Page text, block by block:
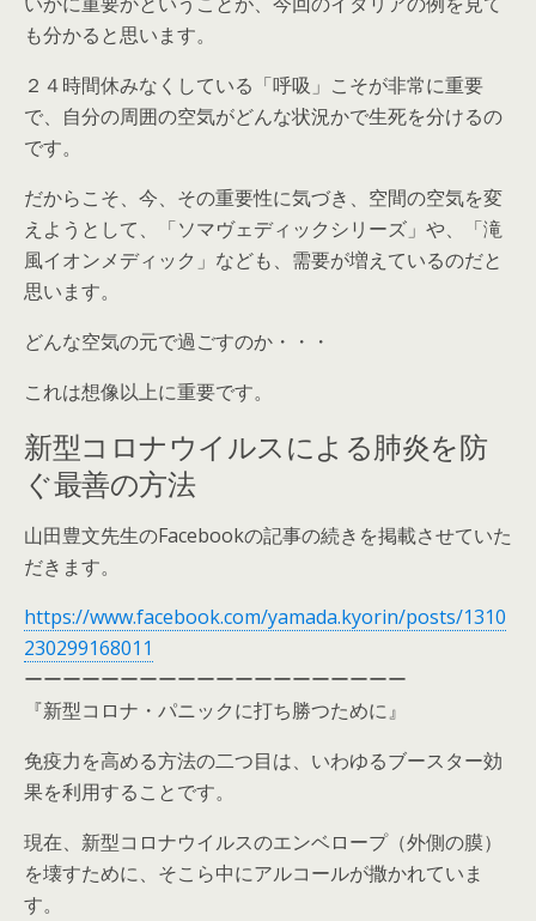
も分かると思います。
２４時間休みなくしている「呼吸」こそが非常に重要
で、自分の周囲の空気がどんな状況かで生死を分けるの
です。
だからこそ、今、その重要性に気づき、空間の空気を変
えようとして、「ソマヴェディックシリーズ」や、「滝
風イオンメディック」なども、需要が増えているのだと
思います。
どんな空気の元で過ごすのか・・・
これは想像以上に重要です。
新型コロナウイルスによる肺炎を防
ぐ最善の方法
山田豊文先生のFacebookの記事の続きを掲載させていた
だきます。
https://www.facebook.com/yamada.kyorin/posts/1310
230299168011
ーーーーーーーーーーーーーーーーーーーー
『新型コロナ・パニックに打ち勝つために』
免疫力を高める方法の二つ目は、いわゆるブースター効
果を利用することです。
現在、新型コロナウイルスのエンベロープ（外側の膜）
を壊すために、そこら中にアルコールが撒かれていま
す。